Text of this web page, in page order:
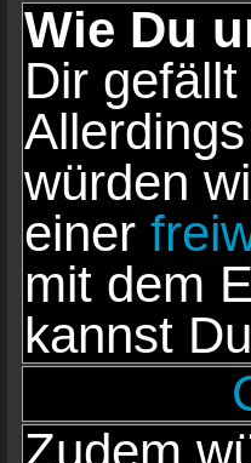
Wie Du
Dir
würden
einer
mit dem
kannst
Zudem